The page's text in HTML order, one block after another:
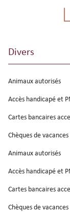
Divers
Animaux autorisés
Accès handicapé et
Cartes bancaires
Chèques de
Animaux autorisés
Accès handicapé et
Cartes bancaires
Chèques de